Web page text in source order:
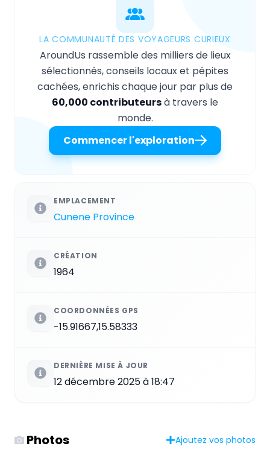
LA COMMUNAUTÉ DES VOYAGEURS CURIEUX
AroundUs rassemble des milliers de lieux
sélectionnés, conseils locaux et pépites
cachées, enrichis chaque jour par plus de
60,000 contributeursà travers le
monde.
Commencer l'exploration
EMPLACEMENT
Cunene Province
CRÉATION
1964
COORDONNÉES GPS
-15.91667,15.58333
DERNIÈRE MISE À JOUR
12 décembre 2025 à 18:47
Photos Ajoutez vos photos